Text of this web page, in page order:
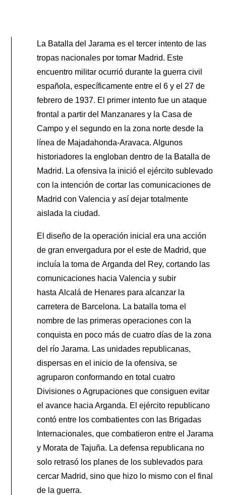
La Batalla del Jarama es el tercer intento de las
tropas nacionales por tomar Madrid. Este
encuentro militar ocurrió durante la guerra civil
española, específicamente entre el 6 y el 27 de
febrero de 1937. El primer intento fue un ataque
frontal a partir del Manzanares y la Casa de
Campo y el segundo en la zona norte desde la
línea de Majadahonda-Aravaca. Algunos
historiadores la engloban dentro de la Batalla de
Madrid. La ofensiva la inició el ejército sublevado
con la intención de cortar las comunicaciones de
Madrid con Valencia y así dejar totalmente
aislada la ciudad.
El diseño de la operación inicial era una acción
de gran envergadura por el este de Madrid, que
incluía la toma de Arganda del Rey, cortando las
comunicaciones hacia Valencia y subir
hasta Alcalá de Henares para alcanzar la
carretera de Barcelona. La batalla toma el
nombre de las primeras operaciones con la
conquista en poco más de cuatro días de la zona
del río Jarama. Las unidades republicanas,
dispersas en el inicio de la ofensiva, se
agruparon conformando en total cuatro
Divisiones o Agrupaciones que consiguen evitar
el avance hacia Arganda. El ejército republicano
contó entre los combatientes con las Brigadas
Internacionales, que combatieron entre el Jarama
y Morata de Tajuña. La defensa republicana no
solo retrasó los planes de los sublevados para
cercar Madrid, sino que hizo lo mismo con el final
de la guerra.